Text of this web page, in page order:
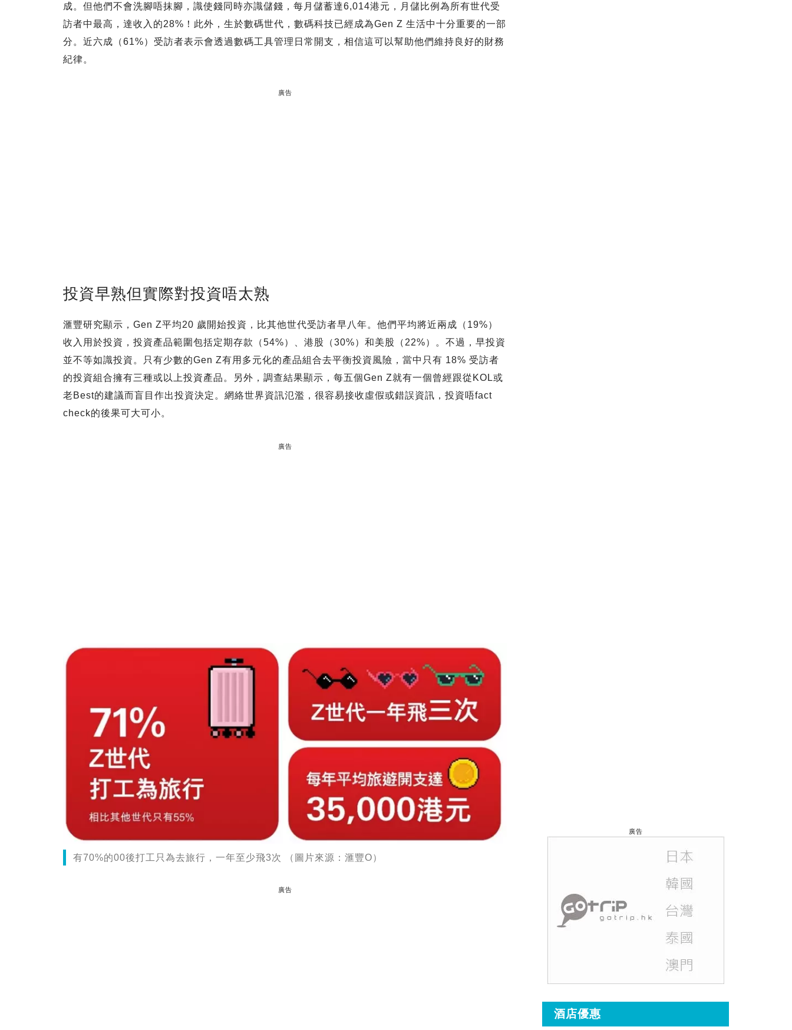
成。但他們不會洗腳唔抹腳，識使錢同時亦識儲錢，每月儲蓄達6,014港元，月儲比例為所有世代受
訪者中最高，達收入的28%！此外，生於數碼世代，數碼科技已經成為Gen Z 生活中十分重要的一部
分。近六成（61%）受訪者表示會透過數碼工具管理日常開支，相信這可以幫助他們維持良好的財務
紀律。
廣告
投資早熟但實際對投資唔太熟
滙豐研究顯示，Gen Z平均20 歲開始投資，比其他世代受訪者早八年。他們平均將近兩成（19%）
收入用於投資，投資產品範圍包括定期存款（54%）、港股（30%）和美股（22%）。不過，早投資
並不等如識投資。只有少數的Gen Z有用多元化的產品組合去平衡投資風險，當中只有 18% 受訪者
的投資組合擁有三種或以上投資產品。另外，調查結果顯示，每五個Gen Z就有一個曾經跟從KOL或
老Best的建議而盲目作出投資決定。網絡世界資訊氾濫，很容易接收虛假或錯誤資訊，投資唔fact
check的後果可大可小。
廣告
有70%的00後打工只為去旅行，一年至少飛3次 （圖片來源：滙豐O）
廣告
廣告
酒店優惠